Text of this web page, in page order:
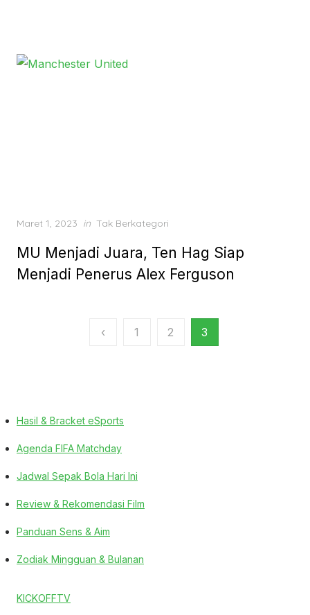
Posted
Maret 1, 2023 in Tak Berkategori
MU Menjadi Juara, Ten Hag Siap
Menjadi Penerus Alex Ferguson
‹ 1 2 3
Hasil & Bracket eSports
Agenda FIFA Matchday
Jadwal Sepak Bola Hari Ini
Review & Rekomendasi Film
Panduan Sens & Aim
Zodiak Mingguan & Bulanan
KICKOFFTV